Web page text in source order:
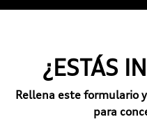
¿ESTÁS
Rellena este formulario
para